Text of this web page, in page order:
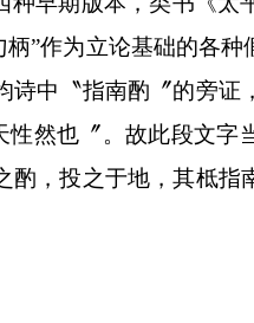
”作为立论基础的各
中〝指南酌〞的旁证
然也〞。故此段文字
，投之于地，其柢指